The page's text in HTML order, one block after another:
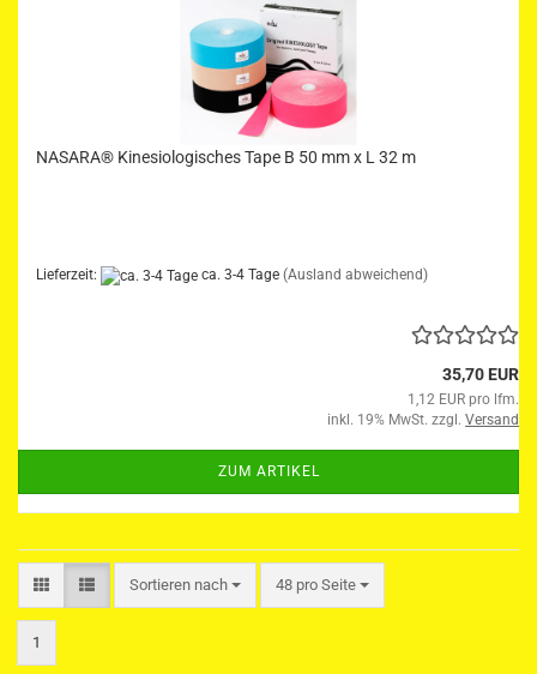
NASARA® Kinesiologisches Tape B 50 mm x L 32 m
Lieferzeit: ca. 3-4 Tage (Ausland abweichend)
35,70 EUR
1,12 EUR pro lfm.
inkl. 19% MwSt. zzgl. Versand
ZUM ARTIKEL
Sortieren nach
Sortieren nach 48 pro Seite
pro Seite
1